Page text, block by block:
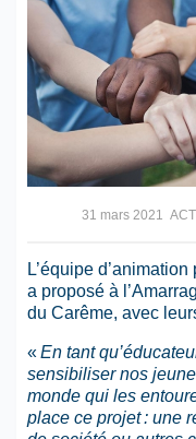
31 mars 2021
L’équipe
a proposé à
du Carême, avec
«En tant
sensibiliser nos
monde qui les
place ce projet : une